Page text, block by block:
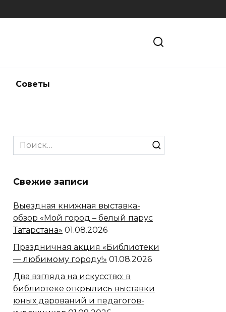
Советы
Search
for:
Свежие записи
Выездная книжная выставка-
обзор «Мой город – белый парус
Татарстана» 01.08.2026
Праздничная акция «Библиотеки
— любимому городу!» 01.08.2026
Два взгляда на искусство: в
библиотеке открылись выставки
юных дарований и педагогов-